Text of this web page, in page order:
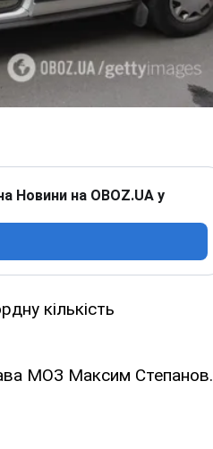
Новини на OBOZ.UA у
кількість
МОЗ Максим Степанов.